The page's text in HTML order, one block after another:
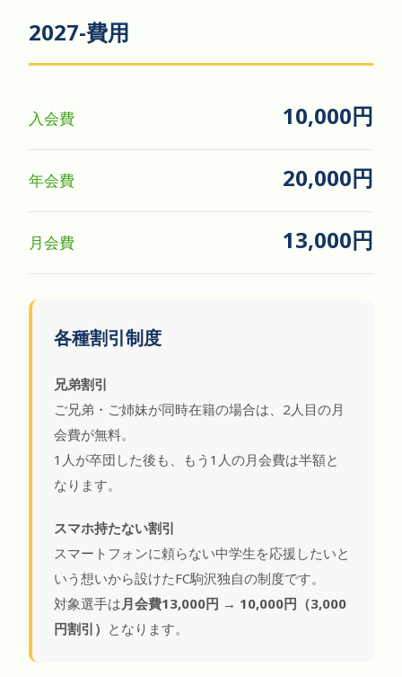
2027-費用
入会費 10,000円
年会費 20,000円
月会費 13,000円
各種割引制度
兄弟割引
ご兄弟・ご姉妹が同時在籍の場合は、2人目の月
会費が無料。
1人が卒団した後も、もう1人の月会費は半額と
なります。
スマホ持たない割引
スマートフォンに頼らない中学生を応援したいと
いう想いから設けたFC駒沢独自の制度です。
対象選手は月会費13,000円 → 10,000円（3,000
円割引） となります。